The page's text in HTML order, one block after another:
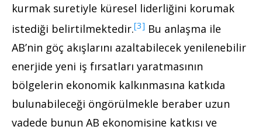
kurmak suretiyle küresel liderliğini korumak
istediği belirtilmektedir.[3] Bu anlaşma ile
AB’nin göç akışlarını azaltabilecek yenilenebilir
enerjide yeni iş fırsatları yaratmasının
bölgelerin ekonomik kalkınmasına katkıda
bulunabileceği öngörülmekle beraber uzun
vadede bunun AB ekonomisine katkısı ve